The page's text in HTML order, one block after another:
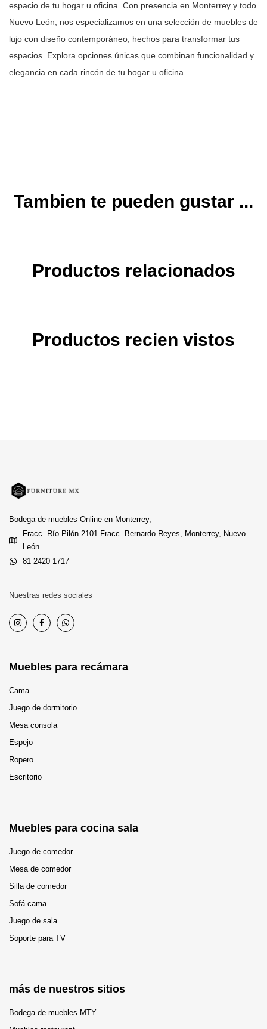
espacio de tu hogar u oficina. Con presencia en Monterrey y todo
Nuevo León, nos especializamos en una selección de muebles de
lujo con diseño contemporáneo, hechos para transformar tus
espacios. Explora opciones únicas que combinan funcionalidad y
elegancia en cada rincón de tu hogar u oficina.
Tambien te pueden gustar ...
Productos relacionados
Productos recien vistos
Bodega de muebles Online en Monterrey,
Fracc. Río Pilón 2101 Fracc. Bernardo Reyes, Monterrey, Nuevo
León
81 2420 1717
Nuestras redes sociales
Muebles para recámara
Cama
Juego de dormitorio
Mesa consola
Espejo
Ropero
Escritorio
Muebles para cocina sala
Juego de comedor
Mesa de comedor
Silla de comedor
Sofá cama
Juego de sala
Soporte para TV
más de nuestros sitios
Bodega de muebles MTY